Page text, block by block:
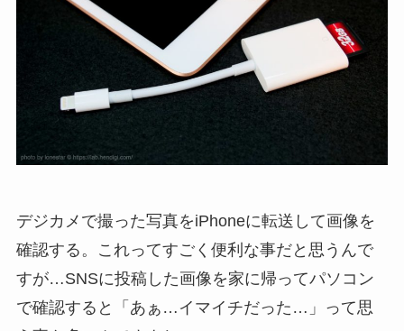
デジカメで撮った写真をiPhoneに転送して画像を
確認する。これってすごく便利な事だと思うんで
すが…SNSに投稿した画像を家に帰ってパソコン
で確認すると「あぁ…イマイチだった…」って思